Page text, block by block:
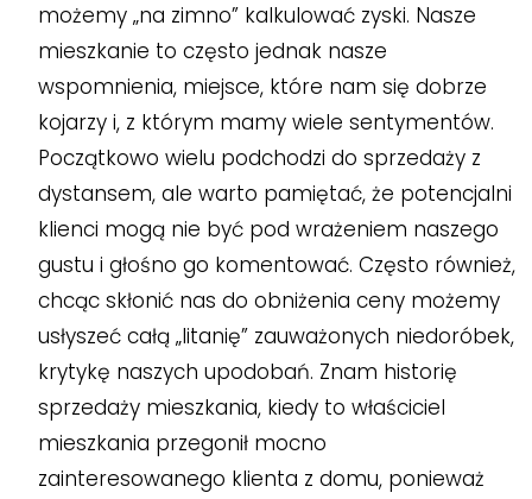
możemy „na zimno” kalkulować zyski. Nasze
mieszkanie to często jednak nasze
wspomnienia, miejsce, które nam się dobrze
kojarzy i, z którym mamy wiele sentymentów.
Początkowo wielu podchodzi do sprzedaży z
dystansem, ale warto pamiętać, że potencjalni
klienci mogą nie być pod wrażeniem naszego
gustu i głośno go komentować. Często również,
chcąc skłonić nas do obniżenia ceny możemy
usłyszeć całą „litanię” zauważonych niedoróbek,
krytykę naszych upodobań. Znam historię
sprzedaży mieszkania, kiedy to właściciel
mieszkania przegonił mocno
zainteresowanego klienta z domu, ponieważ